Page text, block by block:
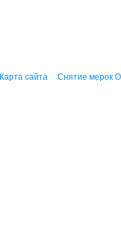
Карта сайта Снятие мерок